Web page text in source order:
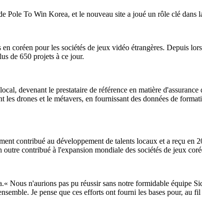
Pole To Win Korea, et le nouveau site a joué un rôle clé dans
coréen pour les sociétés de jeux vidéo étrangères. Depuis
de 650 projets à ce jour.
devenant le prestataire de référence en matière
drones et le métavers, en fournissant des données de
contribué au développement de talents locaux et a reçu
contribué à l'expansion mondiale des sociétés de jeux
Nous n'aurions pas pu réussir sans notre formidable équipe
Je pense que ces efforts ont fourni les bases pour, au